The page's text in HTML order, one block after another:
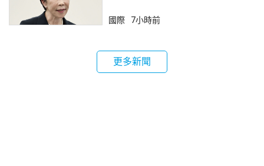
國際 7小時前
更多新聞